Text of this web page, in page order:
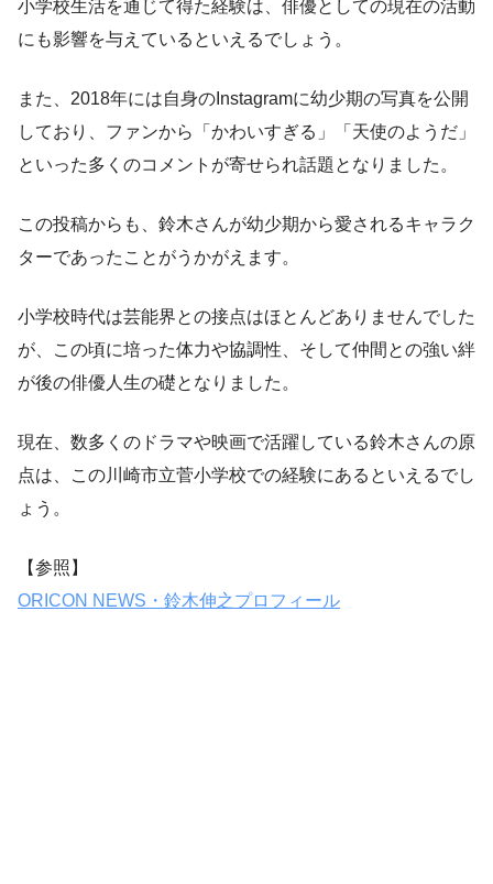
小学校生活を通じて得た経験は、俳優としての現在の活動
にも影響を与えているといえるでしょう。
また、2018年には自身のInstagramに幼少期の写真を公開
しており、ファンから「かわいすぎる」「天使のようだ」
といった多くのコメントが寄せられ話題となりました。
この投稿からも、鈴木さんが幼少期から愛されるキャラク
ターであったことがうかがえます。
小学校時代は芸能界との接点はほとんどありませんでした
が、この頃に培った体力や協調性、そして仲間との強い絆
が後の俳優人生の礎となりました。
現在、数多くのドラマや映画で活躍している鈴木さんの原
点は、この川崎市立菅小学校での経験にあるといえるでし
ょう。
【参照】
ORICON NEWS・鈴木伸之プロフィール